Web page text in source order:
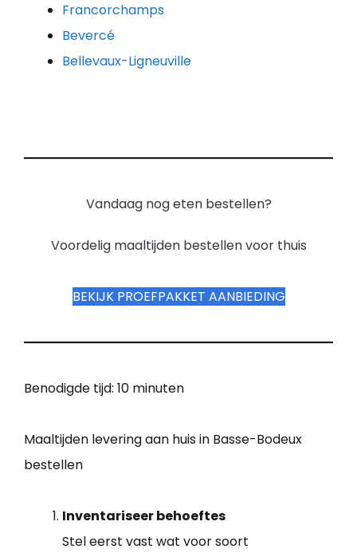
Francorchamps
Bevercé
Bellevaux-Ligneuville
Vandaag nog eten bestellen?
Voordelig maaltijden bestellen voor thuis
BEKIJK PROEFPAKKET AANBIEDING
Benodigde tijd: 10 minuten
Maaltijden levering aan huis in Basse-Bodeux
bestellen
Inventariseer behoeftes
Stel eerst vast wat voor soort